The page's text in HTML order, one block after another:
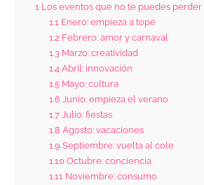
1 Los eventos que no te puedes perder
1.1Enero: empieza a tope
1.2Febrero: amor y carnaval
1.3Marzo: creatividad
1.4Abril: innovación
1.5Mayo: cultura
1.6Junio: empieza el verano
1.7Julio: fiestas
1.8 Agosto: vacaciones
1.9 Septiembre: vuelta al cole
1.10Octubre: conciencia
1.11Noviembre: consumo